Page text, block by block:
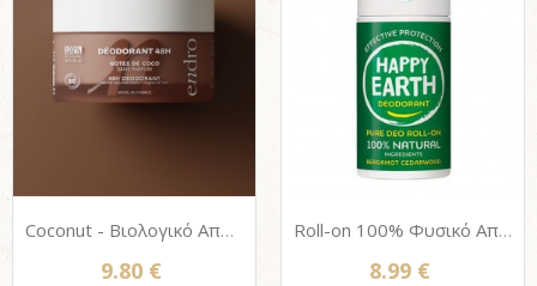
Coconut - Βιολογικό Αποσμητικό σώματος Endro, 100% Φυσική σύνθεση - Χωρίς Αιθέρια Έλαια, 50ml
9.80 €
Roll-on 100% Φυσικό Αποσμητικό Σώματος HAPPY EARTH 75ml - Bergamot & Cedarwood
8.99 €